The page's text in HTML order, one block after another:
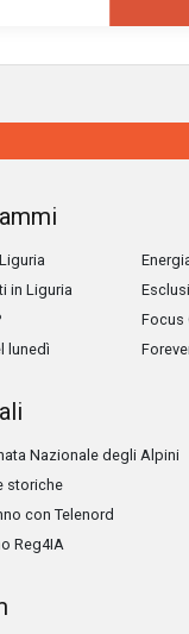
in Liguria
lunedì
Focus
Nazionale degli Alpini
storiche
con Telenord
Reg4IA